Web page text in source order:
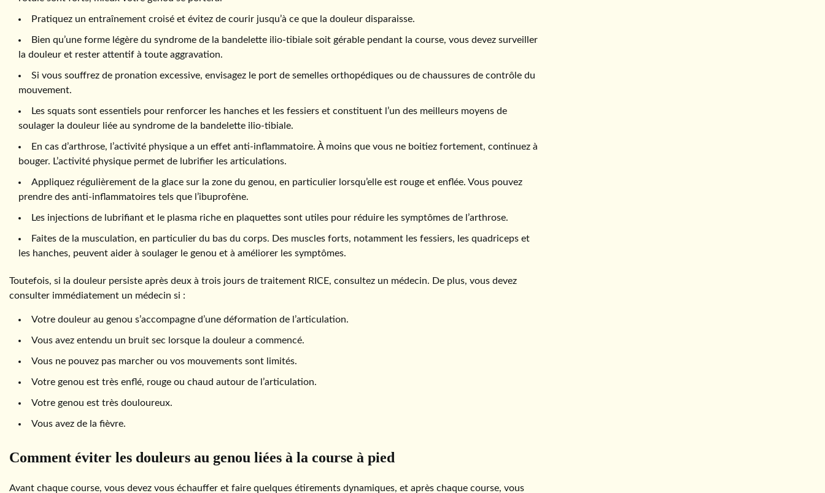
Pratiquez un entraînement croisé et évitez de courir jusqu’à ce que la douleur disparaisse.
Bien qu’une forme légère du syndrome de la bandelette ilio-tibiale soit gérable pendant la course, vous devez surveiller
la douleur et rester attentif à toute aggravation.
Si vous souffrez de pronation excessive, envisagez le port de semelles orthopédiques ou de chaussures de contrôle du
mouvement.
Les squats sont essentiels pour renforcer les hanches et les fessiers et constituent l’un des meilleurs moyens de
soulager la douleur liée au syndrome de la bandelette ilio-tibiale.
En cas d’arthrose, l’activité physique a un effet anti-inflammatoire. À moins que vous ne boitiez fortement, continuez à
bouger. L’activité physique permet de lubrifier les articulations.
Appliquez régulièrement de la glace sur la zone du genou, en particulier lorsqu’elle est rouge et enflée. Vous pouvez
prendre des anti-inflammatoires tels que l’ibuprofène.
Les injections de lubrifiant et le plasma riche en plaquettes sont utiles pour réduire les symptômes de l’arthrose.
Faites de la musculation, en particulier du bas du corps. Des muscles forts, notamment les fessiers, les quadriceps et
les hanches, peuvent aider à soulager le genou et à améliorer les symptômes.
Toutefois, si la douleur persiste après deux à trois jours de traitement RICE, consultez un médecin. De plus, vous devez
consulter immédiatement un médecin si :
Votre douleur au genou s’accompagne d’une déformation de l’articulation.
Vous avez entendu un bruit sec lorsque la douleur a commencé.
Vous ne pouvez pas marcher ou vos mouvements sont limités.
Votre genou est très enflé, rouge ou chaud autour de l’articulation.
Votre genou est très douloureux.
Vous avez de la fièvre.
Comment éviter les douleurs au genou liées à la course à pied
Avant chaque course, vous devez vous échauffer et faire quelques étirements dynamiques, et après chaque course, vous